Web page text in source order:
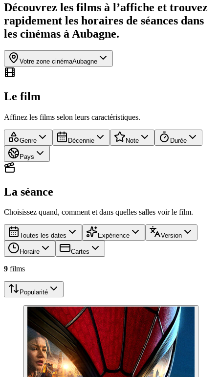
Découvrez les films à l’affiche et trouvez
rapidement les horaires de séances dans
les cinémas à Aubagne.
Votre zone cinémaAubagne
Le film
Affinez les films selon leurs caractéristiques.
Genre Décennie Note Durée
Pays
La séance
Choisissez quand, comment et dans quelles salles voir le film.
Toutes les dates Expérience Version
Horaire Cartes
9 films
Popularité